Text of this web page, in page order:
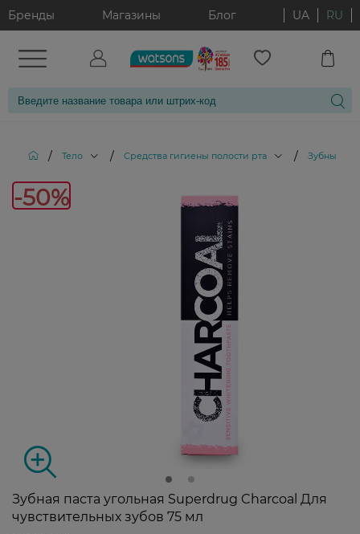
Бренды Магазины Блог UA RU
/ Тело / Средства гигиены полости рта / Зубные
-50%
Зубная паста угольная Superdrug Charcoal Для
чувствительных зубов 75 мл